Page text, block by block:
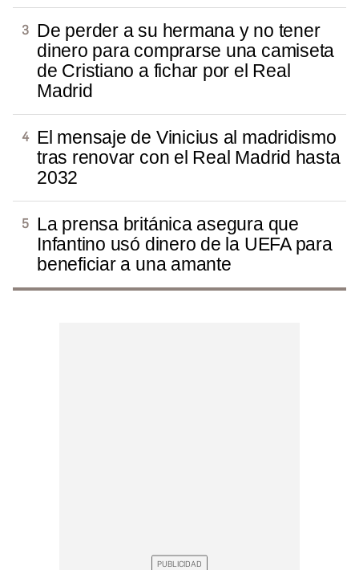
De perder a su hermana y no tener
dinero para comprarse una camiseta
de Cristiano a fichar por el Real
Madrid
El mensaje de Vinicius al madridismo
tras renovar con el Real Madrid hasta
2032
La prensa británica asegura que
Infantino usó dinero de la UEFA para
beneficiar a una amante